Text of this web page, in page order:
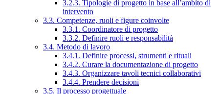
3.2.3. Tipologie di progetto in base all’ambito di
intervento
3.3. Competenze, ruoli e figure coinvolte
3.3.1. Coordinatore di progetto
3.3.2. Definire ruoli e responsabilità
3.4. Metodo di lavoro
3.4.1. Definire processi, strumenti e rituali
3.4.2. Curare la documentazione di progetto
3.4.3. Organizzare tavoli tecnici collaborativi
3.4.4. Prendere decisioni
3.5. Il processo progettuale